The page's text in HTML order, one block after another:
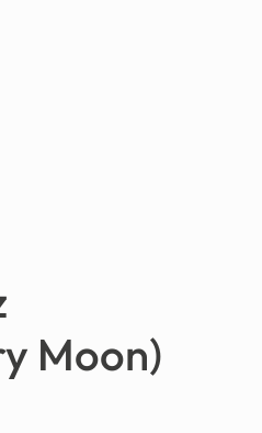
Moon)